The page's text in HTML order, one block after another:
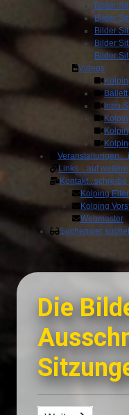
Bilder
Bilder
Bilder
Bilder
Bilder
Videos
Intro
Veranstaltungen...
Links... auf
Kontakt...schreibe
Kolping
Kolping
Webmaster
Suchenwer
Die